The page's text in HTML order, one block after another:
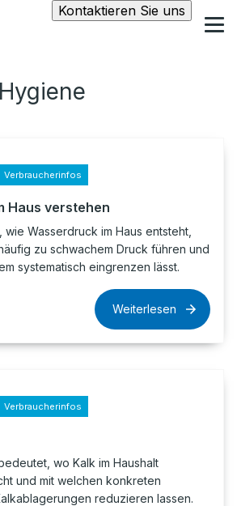
Kontaktieren Sie uns
Verbraucherinfos
Haus verstehen
Wasserdruck im Haus entsteht,
zu schwachem Druck führen und
systematisch eingrenzen lässt.
Weiterlesen
Verbraucherinfos
wo Kalk im Haushalt
und mit welchen konkreten
reduzieren lassen.